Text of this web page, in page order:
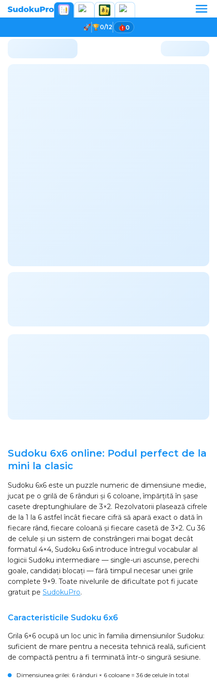
0/12 0
Sudoku 6x6 online: Podul perfect de la
mini la clasic
Sudoku 6x6 este un puzzle numeric de dimensiune medie,
jucat pe o grilă de 6 rânduri și 6 coloane, împărțită în șase
casete dreptunghiulare de 3×2. Rezolvatorii plasează cifrele
de la 1 la 6 astfel încât fiecare cifră să apară exact o dată în
fiecare rând, fiecare coloană și fiecare casetă de 3×2. Cu 36
de celule și un sistem de constrângeri mai bogat decât
formatul 4×4, Sudoku 6x6 introduce întregul vocabular al
logicii Sudoku intermediare — single-uri ascunse, perechi
goale, candidați blocați — fără timpul necesar unei grile
complete 9×9. Toate nivelurile de dificultate pot fi jucate
gratuit pe SudokuPro.
Caracteristicile Sudoku 6x6
Grila 6×6 ocupă un loc unic în familia dimensiunilor Sudoku:
suficient de mare pentru a necesita tehnică reală, suficient
de compactă pentru a fi terminată într-o singură sesiune.
Dimensiunea grilei: 6 rânduri × 6 coloane = 36 de celule în total